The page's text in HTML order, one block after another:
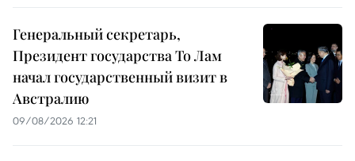
Генеральный секретарь,
Президент государства То Лам
начал государственный визит в
Австралию
09/08/2026 12:21